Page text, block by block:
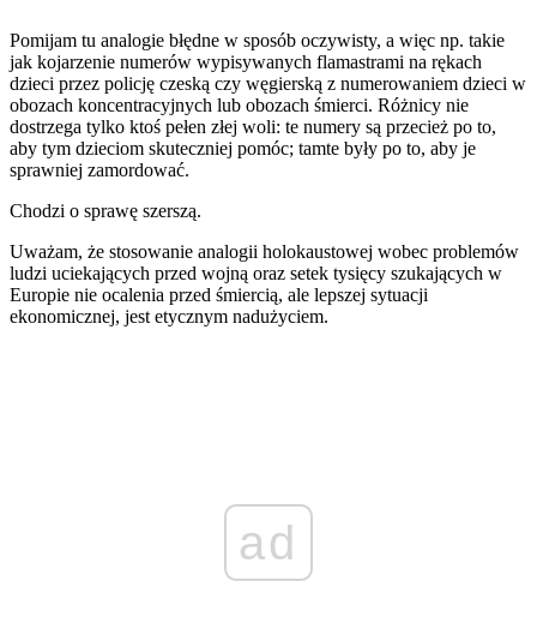
Pomijam tu analogie błędne w sposób oczywisty, a więc np. takie
jak kojarzenie numerów wypisywanych flamastrami na rękach
dzieci przez policję czeską czy węgierską z numerowaniem dzieci w
obozach koncentracyjnych lub obozach śmierci. Różnicy nie
dostrzega tylko ktoś pełen złej woli: te numery są przecież po to,
aby tym dzieciom skuteczniej pomóc; tamte były po to, aby je
sprawniej zamordować.
Chodzi o sprawę szerszą.
Uważam, że stosowanie analogii holokaustowej wobec problemów
ludzi uciekających przed wojną oraz setek tysięcy szukających w
Europie nie ocalenia przed śmiercią, ale lepszej sytuacji
ekonomicznej, jest etycznym nadużyciem.
ad